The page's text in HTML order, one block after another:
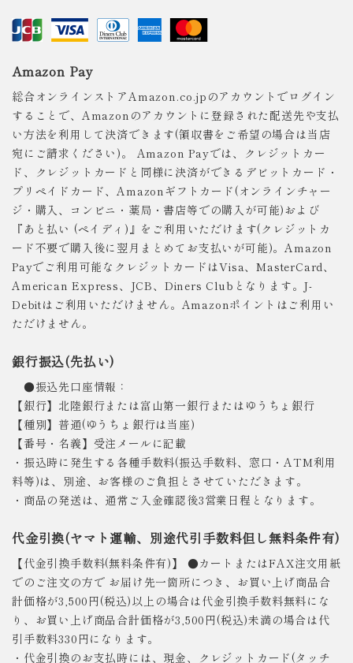
Amazon Pay
総合オンラインストアAmazon.co.jpのアカウントでログイン
することで、Amazonのアカウントに登録された配送先や支払
い方法を利用して決済できます(領収書をご希望の場合は当店
宛にご請求ください)。 Amazon Payでは、クレジットカー
ド、クレジットカードと同様に決済ができるデビットカード・
プリペイドカード、Amazonギフトカード(オンラインチャー
ジ・購入、コンビニ・薬局・書店等での購入が可能)および
『あと払い (ペイディ)』をご利用いただけます(クレジットカ
ード不要で購入後に翌月まとめてお支払いが可能)。Amazon
Payでご利用可能なクレジットカードはVisa、MasterCard、
American Express、JCB、Diners Clubとなります。J-
Debitはご利用いただけません。Amazonポイントはご利用い
ただけません。
銀行振込(先払い)
●振込先口座情報：
【銀行】北陸銀行または富山第一銀行またはゆうちょ銀行
【種別】普通(ゆうちょ銀行は当座)
【番号・名義】受注メールに記載
・振込時に発生する各種手数料(振込手数料、窓口・ATM利用
料等)は、別途、お客様のご負担とさせていただきます。
・商品の発送は、通常ご入金確認後3営業日程となります。
代金引換(ヤマト運輸、別途代引手数料但し無料条件有)
【代金引換手数料(無料条件有)】 ●カートまたはFAX注文用紙
でのご注文の方で お届け先一箇所につき、お買い上げ商品合
計価格が3,500円(税込)以上の場合は代金引換手数料無料にな
り、お買い上げ商品合計価格が3,500円(税込)未満の場合は代
引手数料330円になります。
・代金引換のお支払時には、現金、クレジットカード(タッチ